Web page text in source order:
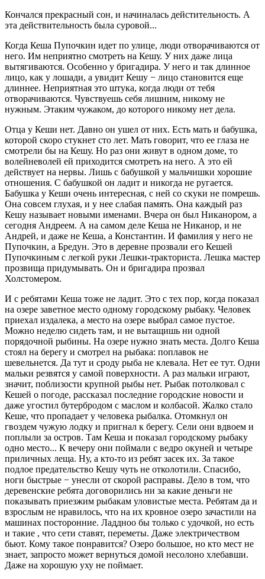
Кончался прекрасный сон, и начиналась дейстительность. А
эта действительность была суровой...
Когда Кеша Пупочкин идет по улице, люди отворачиваются от
него. Им неприятно смотреть на Кешу. У них даже лица
вытягиваются. Особенно у бригадира. У него и так длинное
лицо, как у лошади, а увидит Кешу − лицо становится еще
длиннее. Неприятная это штука, когда люди от тебя
отворачиваются. Чувствуешь себя лишним, никому не
нужным. Этаким чужаком, до которого никому нет дела.
Отца у Кеши нет. Давно он ушел от них. Есть мать и бабушка,
которой скоро стукнет сто лет. Мать говорит, что ее глаза не
смотрели бы на Кешу. Но раз они живут в одном доме, то
волейневолей ей приходится смотреть на него. А это ей
действует на нервы. Лишь с бабушкой у мальчишки хорошие
отношения. С бабушкой он ладит и никогда не ругается.
Бабушка у Кеши очень интересная, с ней со скуки не помрешь.
Она совсем глухая, и у нее слабая память. Она каждый раз
Кешу называет новыми именами. Вчера он был Никанором, а
сегодня Андреем. А на самом деле Кеша не Никанор, и не
Андрей, и даже не Кеша, а Константин. И фамилия у него не
Пупочкин, а Бредун. Это в деревне прозвали его Кешей
Пупочкиным с легкой руки Лешки-тракториста. Лешка мастер
прозвища придумывать. Он и бригадира прозвал
Холстомером.
И с ребятами Кеша тоже не ладит. Это с тех пор, когда показал
на озере заветное место одному городскому рыбаку. Человек
приехал издалека, а место на озере выбрал самое пустое.
Можно неделю сидеть там, и не вытащишь ни одной
порядочной рыбины. На озере нужно знать места. Долго Кеша
стоял на берегу и смотрел на рыбака: поплавок не
шевельнется. Да тут и сроду рыба не клевала. Нет ее тут. Одни
мальки резвятся у самой поверхности. А раз мальки играют,
значит, поблизости крупной рыбы нет. Рыбак потолковал с
Кешей о погоде, рассказал последние городские новости и
даже угостил бутербродом с маслом и колбасой. Жалко стало
Кеше, что пропадает у человека рыбалка. Отомкнул он
гвоздем чужую лодку и пригнал к берегу. Сели они вдвоем и
поплыли за остров. Там Кеша и показал городскому рыбаку
одно место... К вечеру они поймали с ведро окуней и четыре
приличных леща. Ну, а кто-то из ребят засек их. За такое
подлое предательство Кешу чуть не отколотили. Спасибо,
ноги быстрые − унесли от скорой расправы. Дело в том, что
деревенские ребята договорились ни за какие деньги не
показывать приезжим рыбакам уловистые места. Ребятам да и
взрослым не нравилось, что на их кровное озеро зачастили на
машинах посторонние. Ладдноо бы только с удочкой, но есть
и такие , что сети ставят, переметы. Даже электричеством
бьют. Кому такое понравится? Озеро большое, но кто мест не
знает, запросто может вернуться домой несолоно хлебавши.
Даже на хорошую уху не поймает.